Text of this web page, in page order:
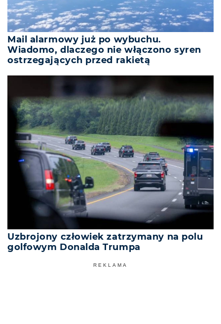
Mail alarmowy już po wybuchu.
Wiadomo, dlaczego nie włączono syren
ostrzegających przed rakietą
Uzbrojony człowiek zatrzymany na polu
golfowym Donalda Trumpa
REKLAMA